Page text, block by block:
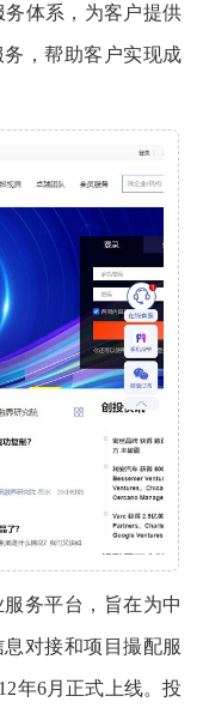
体系，为客户提供
，帮助客户实现成
务平台，旨在为中
对接和项目撮配服
年6月正式上线。投